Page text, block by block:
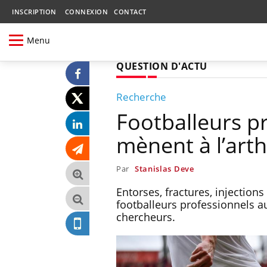
INSCRIPTION CONNEXION CONTACT
Menu
QUESTION D'ACTU
Recherche
Footballeurs
mènent à
Par Stanislas Deve
Entorses, fractures,
footballeurs professionnels
chercheurs.